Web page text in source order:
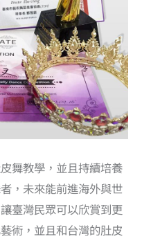
舞教學，並且持續培養
，未來能前進海外與世
臺灣民眾可以欣賞到更
術，並且和台灣的肚皮